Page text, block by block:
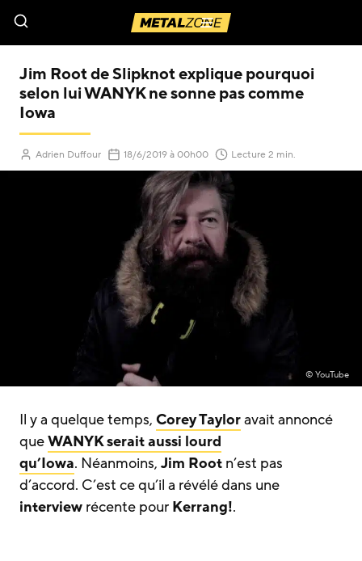
Menu
Jim Root de Slipknot explique pourquoi
selon lui WANYK ne sonne pas comme
Iowa
Adrien Duffour 18/6/2019(Mis à jour le)
à 00h00 Lecture 2 min.
© YouTube
Il y a quelque temps, Corey Tayloravait annoncé
queWANYKserait aussi lourd
qu’Iowa. Néanmoins, Jim Root n’est pas
d’accord. C’est ce qu’il a révélé dans une
interview récente pour Kerrang!.